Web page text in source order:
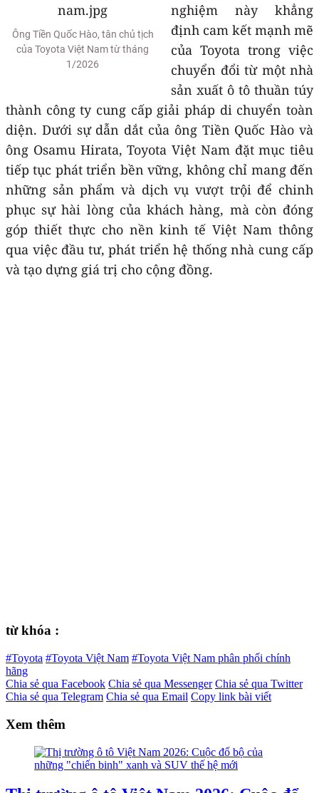
Ông Tiền Quốc Hào, tân chủ tịch
của Toyota Việt Nam từ tháng
1/2026
nghiệm này khẳng
định cam kết mạnh mẽ
của Toyota trong việc
chuyển đổi từ một nhà
sản xuất ô tô thuần túy
thành công ty cung cấp giải pháp di chuyển toàn
diện. Dưới sự dẫn dắt của ông Tiền Quốc Hào và
ông Osamu Hirata, Toyota Việt Nam đặt mục tiêu
tiếp tục phát triển bền vững, không chỉ mang đến
những sản phẩm và dịch vụ vượt trội để chinh
phục sự hài lòng của khách hàng, mà còn đóng
góp thiết thực cho nền kinh tế Việt Nam thông
qua việc đầu tư, phát triển hệ thống nhà cung cấp
và tạo dựng giá trị cho cộng đồng.
từ khóa :
#Toyota #Toyota Việt Nam #Toyota Việt Nam phân phối chính
hãng
Chia sẻ qua Facebook Chia sẻ qua Messenger Chia sẻ qua Twitter
Chia sẻ qua Telegram Chia sẻ qua Email Copy link bài viết
Xem thêm